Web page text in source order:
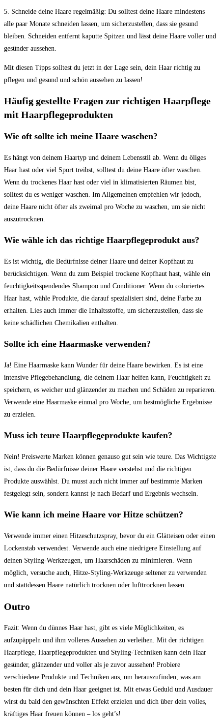
5. Schneide deine Haare regelmäßig: Du solltest deine Haare mindestens
alle paar Monate schneiden lassen, um sicherzustellen, dass sie gesund
bleiben. Schneiden entfernt kaputte Spitzen und lässt deine Haare voller und
gesünder aussehen.
Mit diesen Tipps solltest du jetzt in der Lage sein, dein Haar richtig zu
pflegen und gesund und schön aussehen zu lassen!
Häufig gestellte Fragen zur richtigen Haarpflege
mit Haarpflegeprodukten
Wie oft sollte ich meine Haare waschen?
Es hängt von deinem Haartyp und deinem Lebensstil ab. Wenn du öliges
Haar hast oder viel Sport treibst, solltest du deine Haare öfter waschen.
Wenn du trockenes Haar hast oder viel in klimatisierten Räumen bist,
solltest du es weniger waschen. Im Allgemeinen empfehlen wir jedoch,
deine Haare nicht öfter als zweimal pro Woche zu waschen, um sie nicht
auszutrocknen.
Wie wähle ich das richtige Haarpflegeprodukt aus?
Es ist wichtig, die Bedürfnisse deiner Haare und deiner Kopfhaut zu
berücksichtigen. Wenn du zum Beispiel trockene Kopfhaut hast, wähle ein
feuchtigkeitsspendendes Shampoo und Conditioner. Wenn du coloriertes
Haar hast, wähle Produkte, die darauf spezialisiert sind, deine Farbe zu
erhalten. Lies auch immer die Inhaltsstoffe, um sicherzustellen, dass sie
keine schädlichen Chemikalien enthalten.
Sollte ich eine Haarmaske verwenden?
Ja! Eine Haarmaske kann Wunder für deine Haare bewirken. Es ist eine
intensive Pflegebehandlung, die deinem Haar helfen kann, Feuchtigkeit zu
speichern, es weicher und glänzender zu machen und Schäden zu reparieren.
Verwende eine Haarmaske einmal pro Woche, um bestmögliche Ergebnisse
zu erzielen.
Muss ich teure Haarpflegeprodukte kaufen?
Nein! Preiswerte Marken können genauso gut sein wie teure. Das Wichtigste
ist, dass du die Bedürfnisse deiner Haare verstehst und die richtigen
Produkte auswählst. Du musst auch nicht immer auf bestimmte Marken
festgelegt sein, sondern kannst je nach Bedarf und Ergebnis wechseln.
Wie kann ich meine Haare vor Hitze schützen?
Verwende immer einen Hitzeschutzspray, bevor du ein Glätteisen oder einen
Lockenstab verwendest. Verwende auch eine niedrigere Einstellung auf
deinen Styling-Werkzeugen, um Haarschäden zu minimieren. Wenn
möglich, versuche auch, Hitze-Styling-Werkzeuge seltener zu verwenden
und stattdessen Haare natürlich trocknen oder lufttrocknen lassen.
Outro
Fazit: Wenn du dünnes Haar hast, gibt es viele Möglichkeiten, es
aufzupäppeln und ihm volleres Aussehen zu verleihen. Mit der richtigen
Haarpflege, Haarpflegeprodukten und Styling-Techniken kann dein Haar
gesünder, glänzender und voller als je zuvor aussehen! Probiere
verschiedene Produkte und Techniken aus, um herauszufinden, was am
besten für dich und dein Haar geeignet ist. Mit etwas Geduld und Ausdauer
wirst du bald den gewünschten Effekt erzielen und dich über dein volles,
kräftiges Haar freuen können – los geht’s!